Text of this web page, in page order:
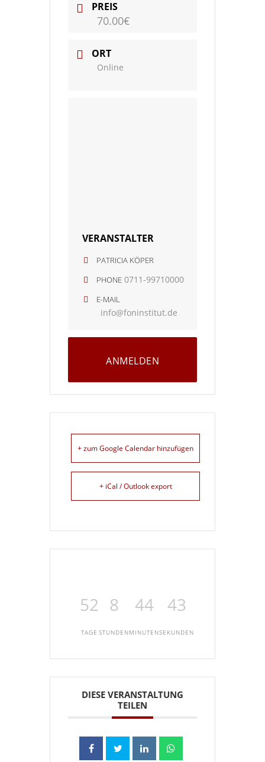
PREIS
70.00€
ORT
Online
VERANSTALTER
PATRICIA KÖPER
PHONE 0711-99710000
E-MAIL
info@foninstitut.de
ANMELDEN
+ zum Google Calendar hinzufügen
+ iCal / Outlook export
52
TAGE
8
STUNDEN
44
MINUTEN
42
SEKUNDEN
DIESE VERANSTALTUNG
TEILEN